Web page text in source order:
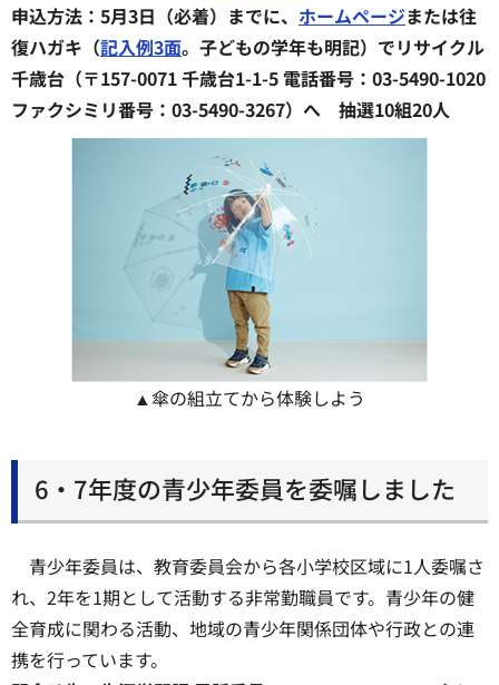
申込方法：5月3日（必着）までに、 ホームページまたは往
復ハガキ（記入例3面。子どもの学年も明記）でリサイクル
千歳台（〒157-0071 千歳台1-1-5 電話番号：03-5490-1020
ファクシミリ番号：03-5490-3267）へ 抽選10組20人
▲傘の組立てから体験しよう
6・7年度の青少年委員を委嘱しました
青少年委員は、教育委員会から各小学校区域に1人委嘱さ
れ、2年を1期として活動する非常勤職員です。青少年の健
全育成に関わる活動、地域の青少年関係団体や行政との連
携を行っています。